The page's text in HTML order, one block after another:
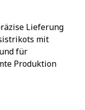
Lieferung
mit
für
Produktion